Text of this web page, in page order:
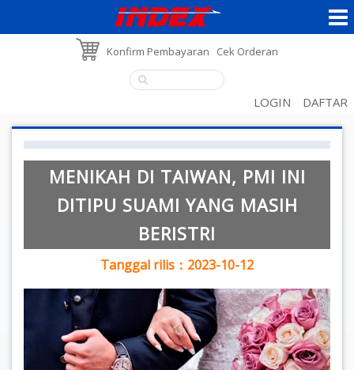
Konfirm Pembayaran Cek Orderan
LOGIN DAFTAR
MENIKAH DI TAIWAN, PMI INI
DITIPU SUAMI YANG MASIH
BERISTRI
Tanggal rilis：2023-10-12